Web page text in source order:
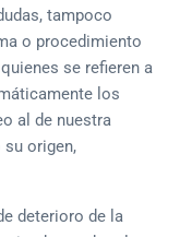
tampoco
o procedimiento
se refieren a
los
al de nuestra
su origen,
deterioro de la